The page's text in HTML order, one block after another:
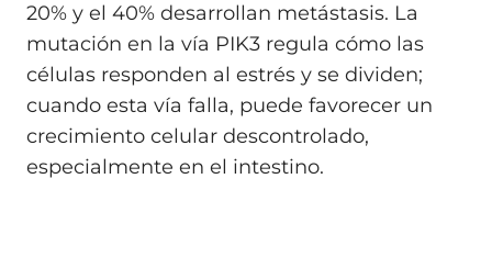
20% y el 40% desarrollan metástasis. La
mutación en la vía PIK3 regula cómo las
células responden al estrés y se dividen;
cuando esta vía falla, puede favorecer un
crecimiento celular descontrolado,
especialmente en el intestino.